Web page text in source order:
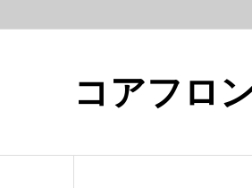
コアフロ